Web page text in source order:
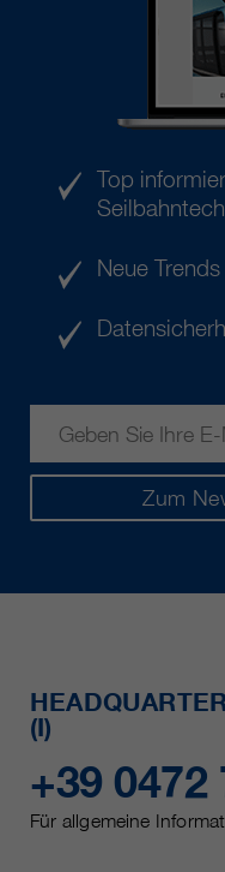
Zum
Top
Neue Trends
(I)
+39 0472
Für allgemeine